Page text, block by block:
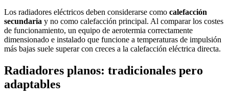
Los radiadores eléctricos deben considerarse como calefacción
secundaria y no como calefacción principal. Al comparar los costes
de funcionamiento, un equipo de aerotermia correctamente
dimensionado e instalado que funcione a temperaturas de impulsión
más bajas suele superar con creces a la calefacción eléctrica directa.
Radiadores planos: tradicionales pero
adaptables